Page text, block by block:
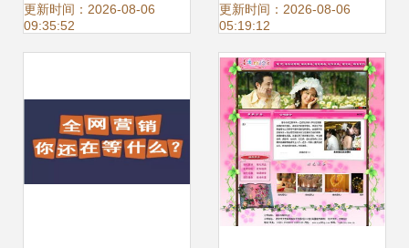
京中小企业网站推
更新时间：2026-08-06
09:35:52
精特新”中小企业服
务商助力首都中小
企业网站推广数字
化转型
更新时间：2026-08-06
05:19:12